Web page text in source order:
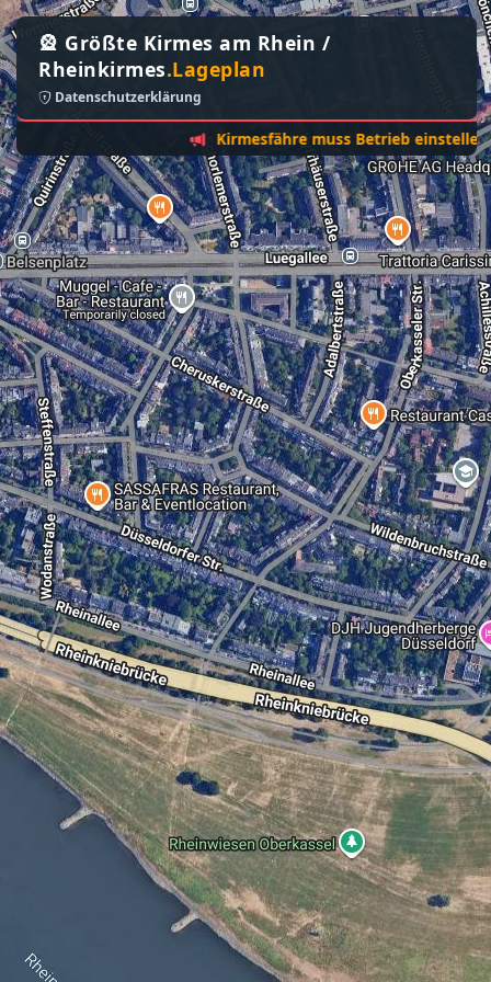
🎡 Größte Kirmes am Rhein /
Rheinkirmes.Lageplan
Datenschutzerklärung
Kirmesfähre muss Betrieb einstellen -